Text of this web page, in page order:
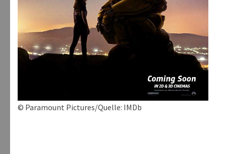
© Paramount Pictures/Quelle: IMDb